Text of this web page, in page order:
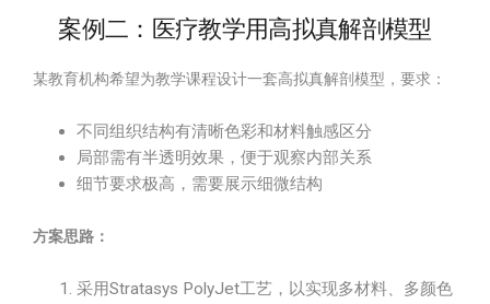
案例二：医疗教学用高拟真解剖模型
某教育机构希望为教学课程设计一套高拟真解剖模型，要求：
不同组织结构有清晰色彩和材料触感区分
局部需有半透明效果，便于观察内部关系
细节要求极高，需要展示细微结构
方案思路：
采用Stratasys PolyJet工艺，以实现多材料、多颜色